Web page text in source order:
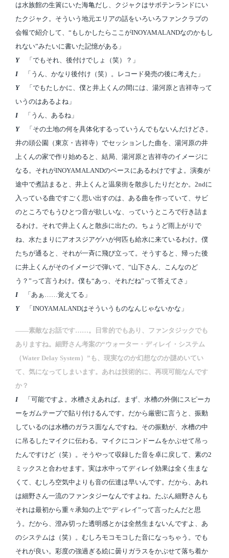
は水族館の生簀にいた海亀だし、クジャクはサボテンランドにい
たクジャク。そういう地元エリアの話をいろいろファンクラブの
会報で紹介して、“もしかしたらここがINOYAMALANDなのかもし
れない”みたいに書いた記憶がある」
Y「でもそれ、後付けでしょ（笑）？」
I「うん、かなり後付け（笑）。レコード発売の後に考えた」
Y「でもたしかに、僕と井上くんの間には、湯河原と吉祥寺って
いうのはあるよね」
I「うん、あるね」
Y「その土地の何を具体化するっていうんでもないんだけどさ。
井の頭公園（東京・吉祥寺）でセッションした曲を、湯河原の井
上くんの家で作り始めると、結局、湯河原と吉祥寺のイメージに
なる。それがINOYAMALANDのベースにあるわけですよ。演奏が
途中で煮詰まると、井上くんと温泉街を散歩したりだとか。2ndに
入っている曲ですごく思い出すのは、ある曲を作っていて、サビ
のところでもうひとつ音が欲しいな、っていうところで行き詰ま
るわけ。それで井上くんと散歩に出たの。ちょうど雨上がりで
ね、水たまりにアオスジアゲハが何匹も給水に来ているわけ。僕
たちが通ると、それが一斉に飛び立って。そうすると、帰った後
に井上くんがそのイメージで弾いて、“山下さん、こんなのど
う？”って言うわけ。僕も“あっ、それだね”って答えてさ」
I「あぁ……覚えてる」
Y「INOYAMALANDはそういうものなんじゃないかな」
――素敵なお話です……。日常的でもあり、ファンタジックでも
ありますね。細野さん考案の“ウォーター・ディレイ・システム
（Water Delay System）”も、現実なのか幻想なのか謎めいてい
て、気になってしまいます。あれは技術的に、再現可能なんです
か？
I「可能ですよ。水槽さえあれば。まず、水槽の外側にスピーカ
ーをガムテープで貼り付けるんです。だから厳密に言うと、振動
しているのは水槽のガラス面なんですね。その振動が、水槽の中
に吊るしたマイクに伝わる。マイクにコンドームをかぶせて吊っ
たんですけど（笑）。そうやって収録した音を卓に戻して、素の2
ミックスと合わせます。実は水中ってディレイ効果は全く生まな
くて、むしろ空気中よりも音の伝達は早いんです。だから、あれ
は細野さん一流のファンタジーなんですよね。たぶん細野さんも
それは最初から重々承知の上で“ディレイ”って言ったんだと思
う。だから、澄み切った透明感とかは全然生まないんですよ、あ
のシステムは（笑）。むしろモコモコした音になっちゃう。でも
それが良い。彩度の強過ぎる絵に曇りガラスをかぶせて落ち着か